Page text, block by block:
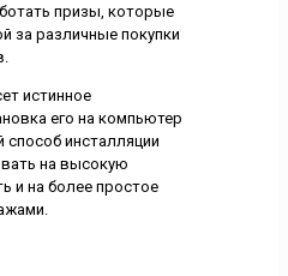
призы, которые
за различные покупки
истинное
его на компьютер
способ инсталляции
на высокую
и на более простое